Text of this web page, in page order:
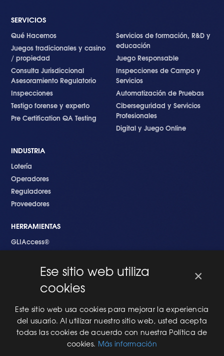
SERVICIOS
Qué Hacemos
Juegos tradicionales y casino
/ propiedad
Consulta Jurisdiccional
Asesoramiento Regulatorio
Inspecciones
Testigo forense y experto
Pre Certification QA Testing
Servicios de formación, R&D y
educación
Juego Responsable
Inspecciones de Campo y
Servicios
Automatización de Pruebas
Ciberseguridad y Servicios
Profesionales
Digital y Juego Online
INDUSTRIA
Lotería
Operadores
Reguladores
Proveedores
HERRAMIENTAS
GLIAccess®
EMPEZANDO
Nuevo en GLI
Nuevo Software
Una Nueva Máquina
Modificaciones al Software
Modificaciones al Hardware
×
Ese sitio web utiliza
cookies
Este sitio web usa cookies para mejorar la experiencia
del usuario. Al utilizar nuestro sitio web, usted acepta
todas las cookies de acuerdo con nuestra Política de
cookies. Más información